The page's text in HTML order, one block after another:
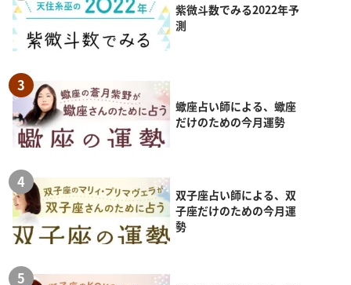
紫微斗数でみる2022年予
測
蠍座占い師による、蠍座
だけのための今月運勢
双子座占い師による、双
子座だけのための今月運
勢